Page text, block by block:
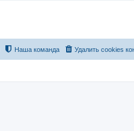
Удалить cookies
Наша команда